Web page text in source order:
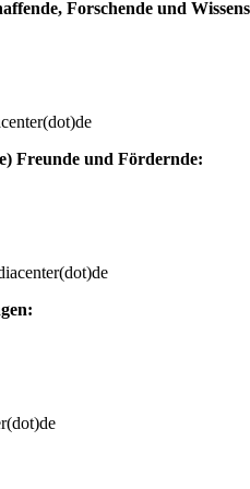
Forschende und
Freunde und Fördernde: